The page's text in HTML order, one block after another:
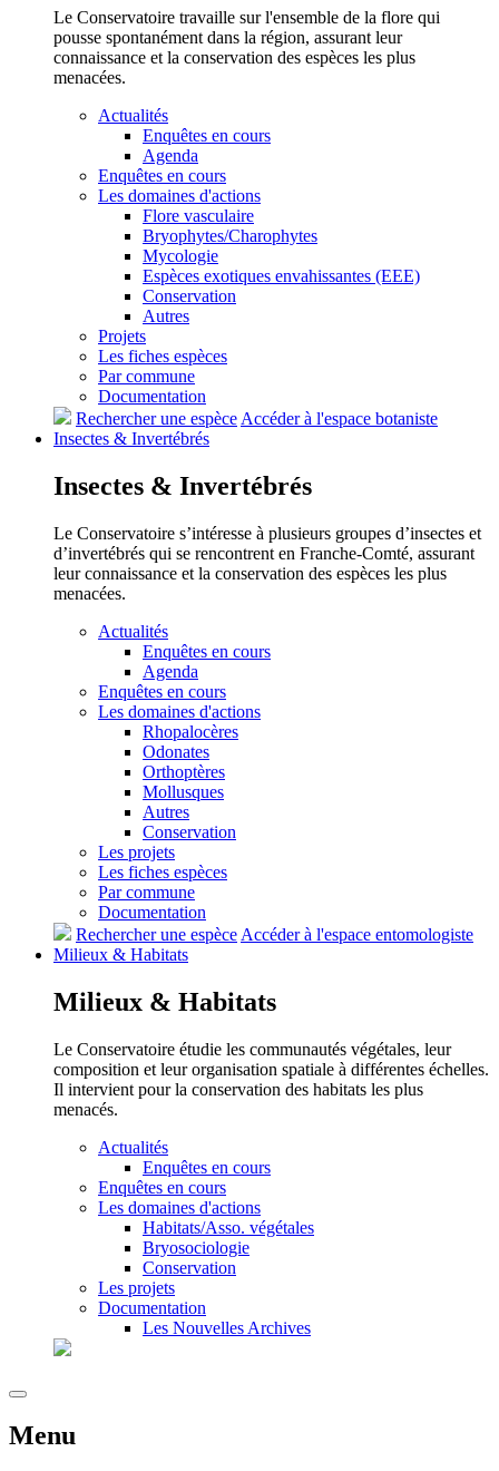
Le Conservatoire travaille sur l'ensemble de la flore qui
pousse spontanément dans la région, assurant leur
connaissance et la conservation des espèces les plus
menacées.
Actualités
Enquêtes en cours
Agenda
Enquêtes en cours
Les domaines d'actions
Flore vasculaire
Bryophytes/Charophytes
Mycologie
Espèces exotiques envahissantes (EEE)
Conservation
Autres
Projets
Les fiches espèces
Par commune
Documentation
Rechercher une espèceAccéder à l'espace botaniste
Insectes & Invertébrés
Insectes & Invertébrés
Le Conservatoire s’intéresse à plusieurs groupes d’insectes et
d’invertébrés qui se rencontrent en Franche-Comté, assurant
leur connaissance et la conservation des espèces les plus
menacées.
Actualités
Enquêtes en cours
Agenda
Enquêtes en cours
Les domaines d'actions
Rhopalocères
Odonates
Orthoptères
Mollusques
Autres
Conservation
Les projets
Les fiches espèces
Par commune
Documentation
Rechercher une espèce Accéder à l'espace entomologiste
Milieux & Habitats
Milieux & Habitats
Le Conservatoire étudie les communautés végétales, leur
composition et leur organisation spatiale à différentes échelles.
Il intervient pour la conservation des habitats les plus
menacés.
Actualités
Enquêtes en cours
Enquêtes en cours
Les domaines d'actions
Habitats/Asso. végétales
Bryosociologie
Conservation
Les projets
Documentation
Les Nouvelles Archives
Menu